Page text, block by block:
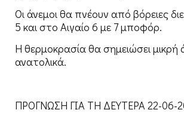
Οι άνεμοι θα πνέουν από βόρειες
5 και στο Αιγαίο 6 με 7 μποφόρ.
Η θερμοκρασία θα σημειώσει
ανατολικά.
ΠΡΟΓΝΩΣΗ ΓΙΑ ΤΗ ΔΕΥΤΕΡΑ 22-06-